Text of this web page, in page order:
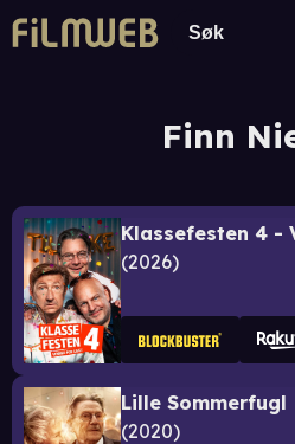
Finn
2026
Lille Sommerfugl
2020